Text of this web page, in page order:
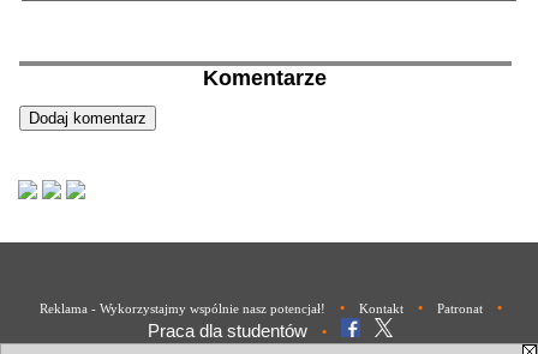
Komentarze
Reklama - Wykorzystajmy wspólnie nasz potencjał! • Kontakt • Patronat •
Praca dla studentów •